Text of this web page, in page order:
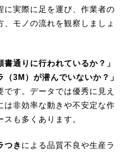
に実際に足を運び、作業者の
、モノの流れを観察しましょ
書通りに行われているか？」
（3M）が潜んでいないか？」
です。データでは優秀に見え
は非効率な動きや不安定な作
も多くあります。
つき による品質不良や生産ラ